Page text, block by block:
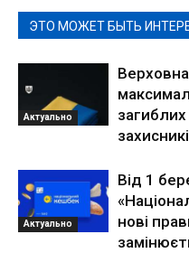
ЭТО МОЖЕТ БЫТЬ
Актуально
загиблих
Актуально
Від 1
нові